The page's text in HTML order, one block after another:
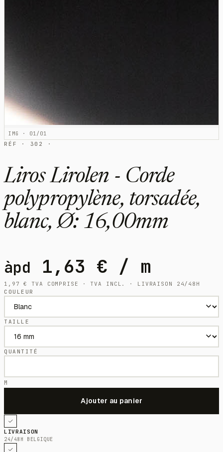
IMG · 01/01
RÉF · 302 ·
Liros Lirolen - Corde
polypropylène, torsadée,
blanc, Ø: 16,00mm
àpd 1,63 € / m
1,97€
TVA COMPRISE · TVA INCL. · LIVRAISON 24/48H
COULEUR
TAILLE
QUANTITÉ
M
LIVRAISON
24/48H BELGIQUE